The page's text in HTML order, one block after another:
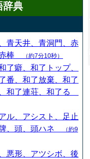
辞典
青天井、青洞門、赤
赤棒
（約7分10秒）
了癖、和了トップ、
番、和了放棄、和了
和了連荘、和了る
ル、アシスト、足止
、頭、頭ハネ
（約9
悪形、アツシボ、後